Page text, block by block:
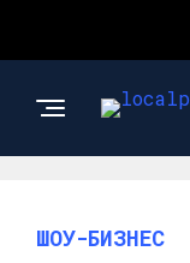
ШОУ-БИЗНЕС